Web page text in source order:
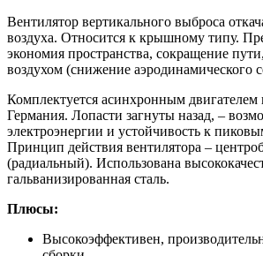
Вентилятор вертикального выброса
воздуха. Относится к крышному типу.
экономия пространства, сокращение
воздухом (снижение аэродинамического
Комплектуется асинхронным двигателем
Германия. Лопасти загнуты назад, –
электроэнергии и устойчивость к
Принцип действия вентилятора –
(радиальный). Использована
гальванизированная сталь.
Плюсы:
Высокоэффективен,